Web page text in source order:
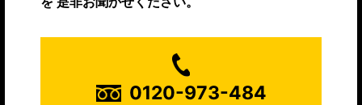
0120-973-484